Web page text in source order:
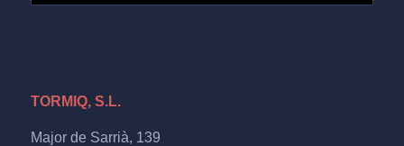
TORMIQ, S.L.
Major de Sarrià, 139